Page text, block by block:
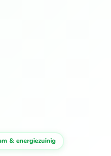
& energiezuinig